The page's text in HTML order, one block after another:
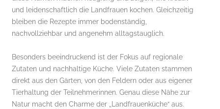
und leidenschaftlich die Landfrauen kochen. Gleichzeitig
bleiben die Rezepte immer bodenständig,
nachvollziehbar und angenehm alltagstauglich.
Besonders beeindruckend ist der Fokus auf regionale
Zutaten und nachhaltige Küche. Viele Zutaten stammen
direkt aus den Gärten, von den Feldern oder aus eigener
Tierhaltung der Teilnehmerinnen. Genau diese Nähe zur
Natur macht den Charme der „Landfrauenküche“ aus.